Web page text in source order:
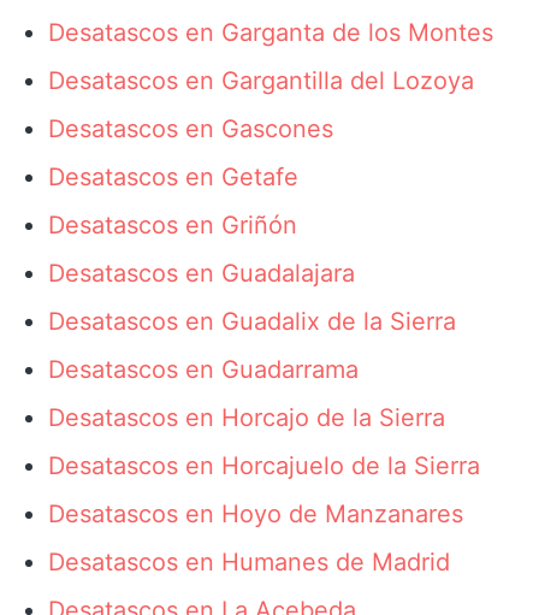
Desatascos en Garganta de los Montes
Desatascos en Gargantilla del Lozoya
Desatascos en Gascones
Desatascos en Getafe
Desatascos en Griñón
Desatascos en Guadalajara
Desatascos en Guadalix de la Sierra
Desatascos en Guadarrama
Desatascos en Horcajo de la Sierra
Desatascos en Horcajuelo de la Sierra
Desatascos en Hoyo de Manzanares
Desatascos en Humanes de Madrid